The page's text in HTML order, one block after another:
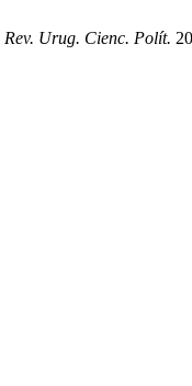
Rev. Urug. Cienc. Polít.